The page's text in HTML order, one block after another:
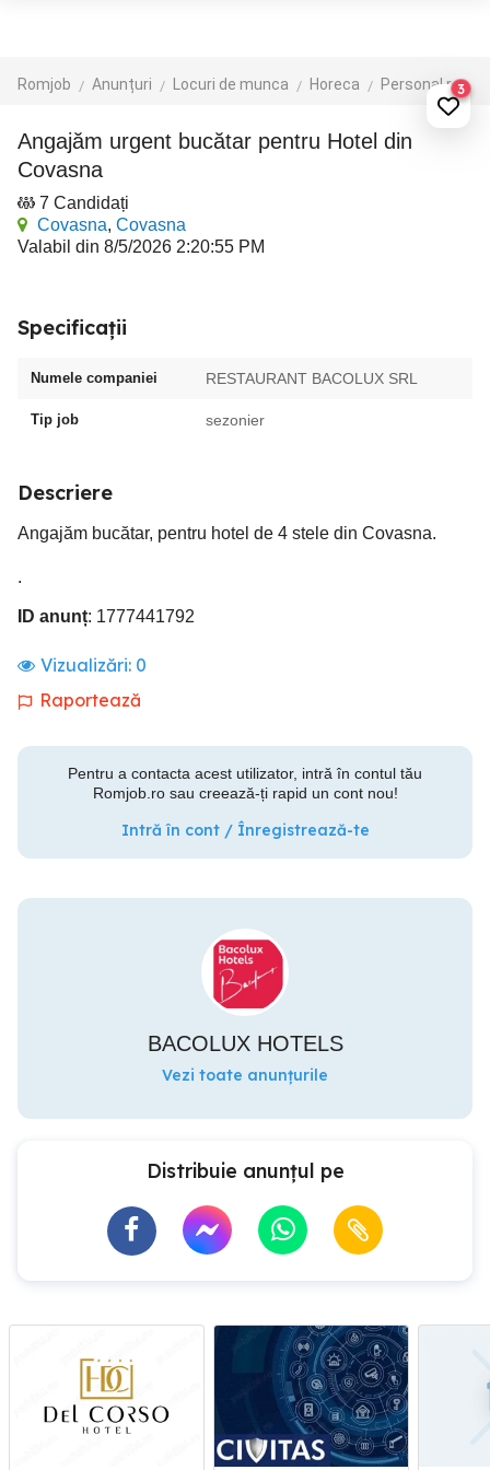
Romjob Anunțuri Locuri de munca Horeca Personal receptie si administratie3
Angajăm urgent bucătar pentru Hotel din
Covasna
7 Candidați
Covasna, Covasna
Valabil din 8/5/2026 2:20:55 PM
Specificații
Numele companiei RESTAURANT BACOLUX SRL
Tip job sezonier
Descriere
Angajăm bucătar, pentru hotel de 4 stele din Covasna.
.
ID anunț: 1777441792
Vizualizări: 0
Raportează
Pentru a contacta acest utilizator, intră în contul tău
Romjob.ro sau creează-ți rapid un cont nou!
Intră în cont / Înregistrează-te
BACOLUX HOTELS
Vezi toate anunțurile
Distribuie anunțul pe